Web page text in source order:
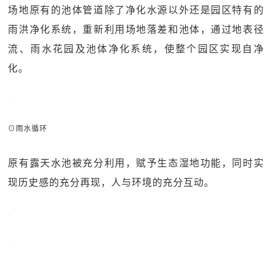
场地原有的池体管道除了净化水源以外还是园区特有的
雨洪净化系统，重新利用场地落差和池体，通过地表径
流、雨水花园及池体净化系统，使整个园区实现自净
化。
⊙雨水循环
原有露天水池被充分利用，赋予生态湿地功能，同时实
现历史感的充分再现，人与环境的充分互动。